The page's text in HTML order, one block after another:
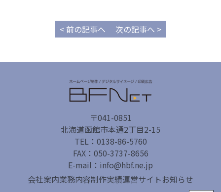
< 前の記事へ 次の記事へ >
〒041-0851
北海道函館市本通2丁目2-15
TEL：0138-86-5760
FAX：050-3737-8656
E-mail：info@hbf.ne.jp
会社案内業務内容制作実績運営サイトお知らせ